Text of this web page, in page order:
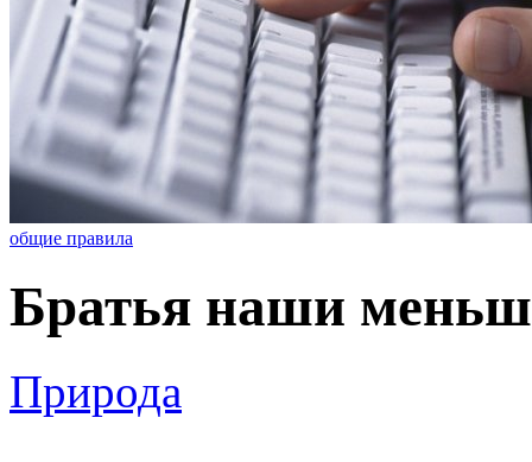
общие правила
Братья наши
Природа